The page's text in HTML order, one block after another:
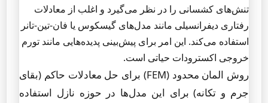
تنش‌های کشسانی را در نظر می‌گیرد و اغلب از معادلات
رفتاری دیفرانسیلی مانند مدل‌های گیسکوس یا فان-تین-تانر
استفاده می‌کند. این امر برای پیش‌بینی پدیده‌هایی مانند تورم
خروجی اکسترودات حیاتی است.
روش المان محدود (FEM) برای حل معادلات حاکم (بقای
جرم و تکانه) برای این مدل‌ها در حوزه نازل استفاده